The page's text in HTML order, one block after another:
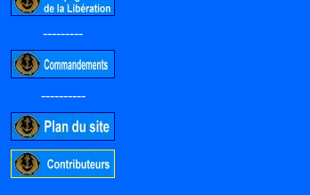
---------
----------